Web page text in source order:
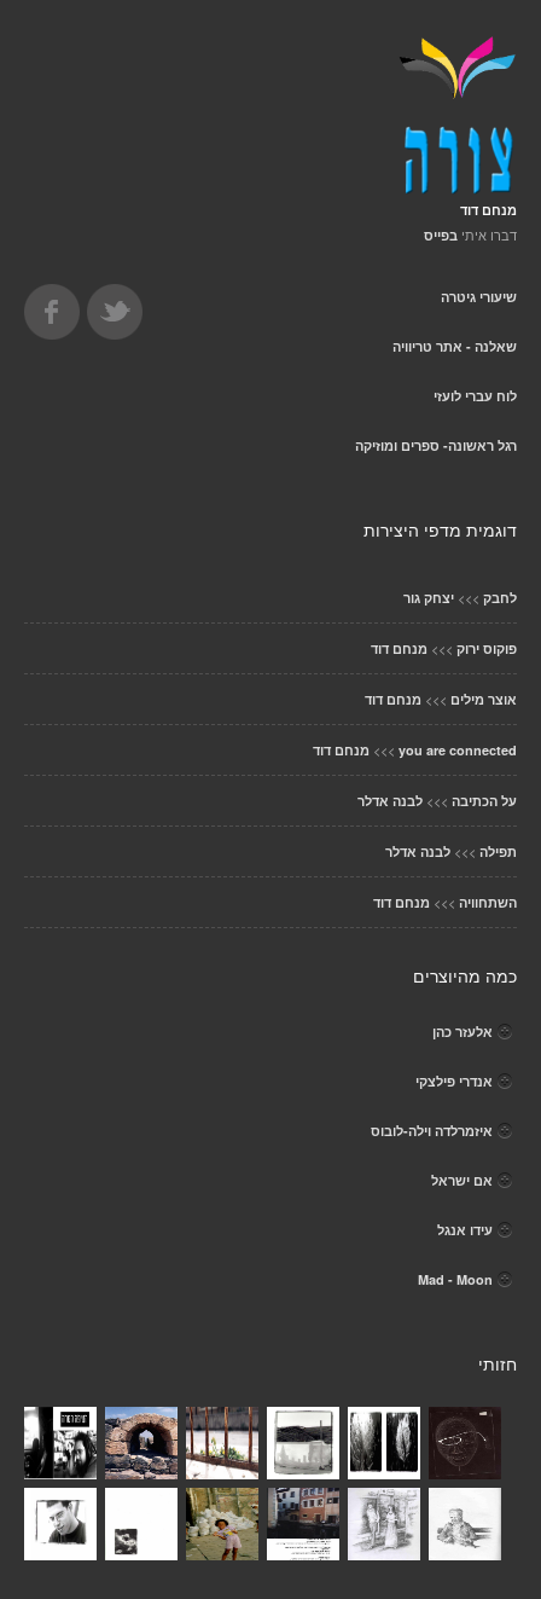
מנחם דוד
דברו איתי בפייס
שיעורי גיטרה
שאלנה - אתר טריוויה
לוח עברי לועזי
רגל ראשונה- ספרים ומוזיקה
דוגמית מדפי היצירות
לחבק >>> יצחק גור
פוקוס ירוק >>> מנחם דוד
אוצר מילים >>> מנחם דוד
you are connected
>>> מנחם דוד
על הכתיבה >>> לבנה אדלר
תפילה >>> לבנה אדלר
השתחוויה >>> מנחם דוד
כמה מהיוצרים
אלעזר כהן
אנדרי פילצקי
איזמרלדה וילה-לובוס
אם ישראל
עידו אנגל
Mad - Moon
חזותי